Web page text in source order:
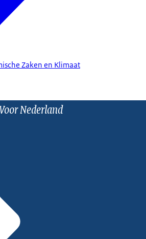
Zaken en Klimaat
Nederland